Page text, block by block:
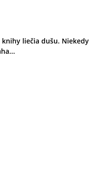
liečia dušu. Niekedy